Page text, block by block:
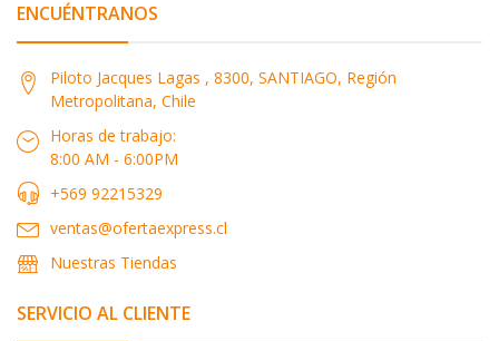
ENCUÉNTRANOS
Piloto Jacques Lagas , 8300, SANTIAGO, Región
Metropolitana, Chile
Horas de trabajo:
8:00 AM - 6:00PM
+569 92215329
ventas@ofertaexpress.cl
Nuestras Tiendas
SERVICIO AL CLIENTE